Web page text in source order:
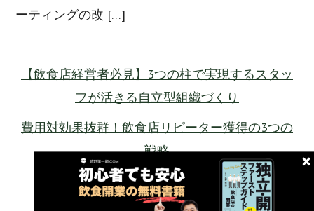
ーティングの改 […]
【飲食店経営者必見】3つの柱で実現するスタッ
フが活きる自立型組織づくり
費用対効果抜群！飲食店リピーター獲得の3つの
戦略